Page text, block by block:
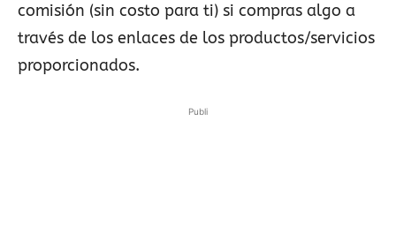
comisión (sin costo para ti) si compras algo a
través de los enlaces de los productos/servicios
proporcionados.
Publi